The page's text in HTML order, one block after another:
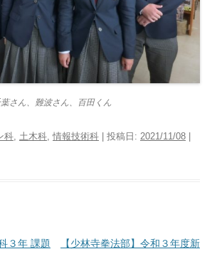
さん、難波さん、百田くん
科, 土木科, 情報技術科 | 投稿日: 2021/11/08
３年 課題
【少林寺拳法部】令和３年度新